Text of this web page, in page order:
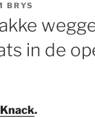
BRYS
in de
Knack.